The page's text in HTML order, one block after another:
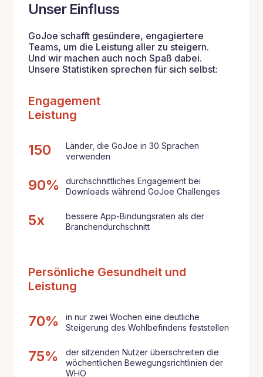
Unser Einfluss
GoJoe schafft gesündere, engagiertere
Teams, um die Leistung aller zu steigern.
Und wir machen auch noch Spaß dabei.
Unsere Statistiken sprechen für sich selbst:
Engagement
Leistung
150
Länder, die GoJoe in 30 Sprachen
verwenden
90%
durchschnittliches Engagement bei
Downloads während GoJoe Challenges
5x
bessere App-Bindungsraten als der
Branchendurchschnitt
Persönliche Gesundheit und
Leistung
70%
in nur zwei Wochen eine deutliche
Steigerung des Wohlbefindens feststellen
75%
der sitzenden Nutzer überschreiten die
wöchentlichen Bewegungsrichtlinien der
WHO